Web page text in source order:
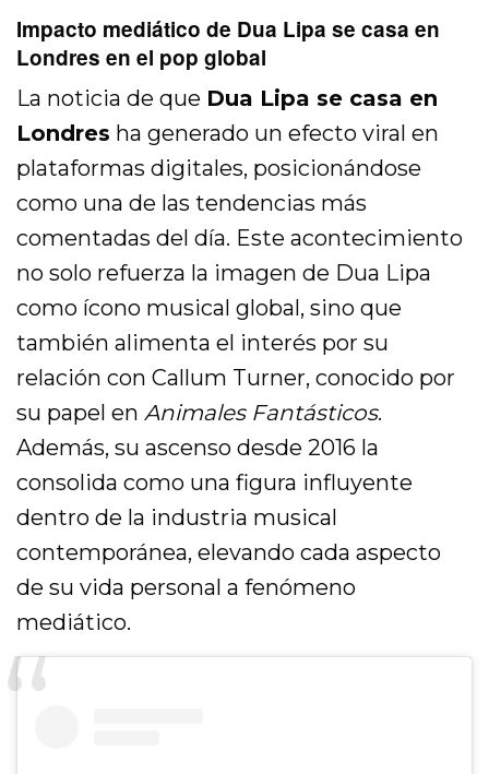
Impacto mediático de Dua Lipa se casa en
Londres en el pop global
La noticia de que Dua Lipa se casa en
Londres ha generado un efecto viral en
plataformas digitales, posicionándose
como una de las tendencias más
comentadas del día. Este acontecimiento
no solo refuerza la imagen de Dua Lipa
como ícono musical global, sino que
también alimenta el interés por su
relación con Callum Turner, conocido por
su papel enAnimales Fantásticos.
Además, su ascenso desde 2016 la
consolida como una figura influyente
dentro de la industria musical
contemporánea, elevando cada aspecto
de su vida personal a fenómeno
mediático.